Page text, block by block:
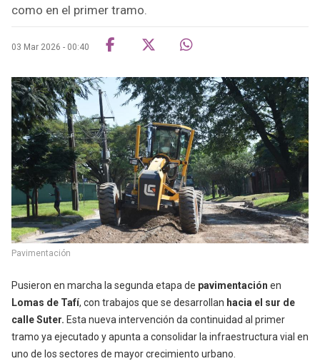
como en el primer tramo.
03 Mar 2026 - 00:40
Pavimentación
Pusieron en marcha la segunda etapa de pavimentación en
Lomas de Tafí, con trabajos que se desarrollan hacia el sur de
calle Suter. Esta nueva intervención da continuidad al primer
tramo ya ejecutado y apunta a consolidar la infraestructura vial en
uno de los sectores de mayor crecimiento urbano.